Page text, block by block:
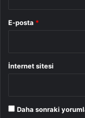
E-posta *
İnternet sitesi
Daha sonraki